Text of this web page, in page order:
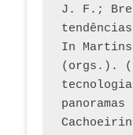
J. F.;
In
(orgs.).